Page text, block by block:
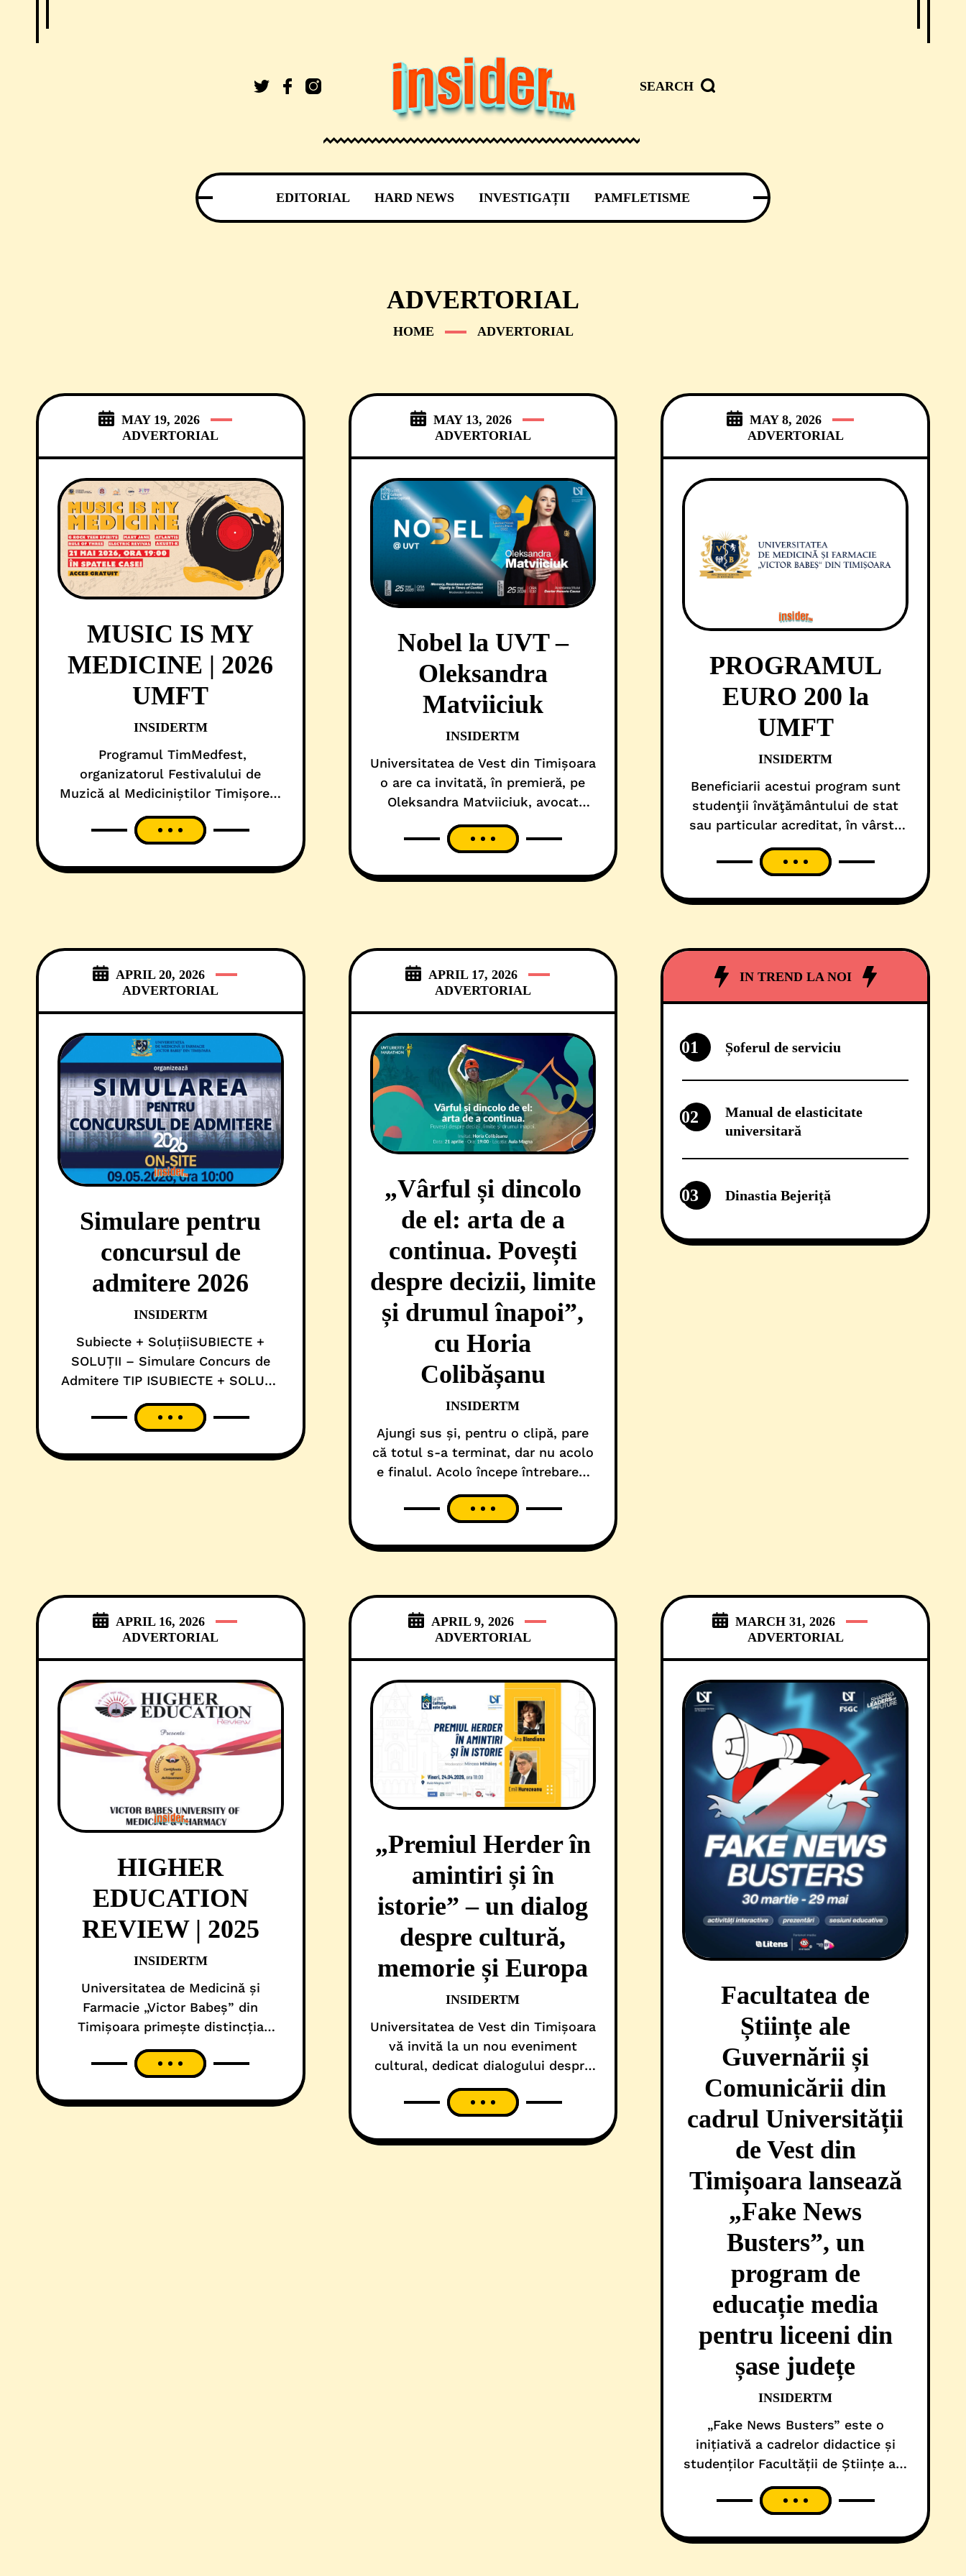
SEARCH
EDITORIAL HARD NEWS INVESTIGAȚII PAMFLETISME
ADVERTORIAL
HOME ADVERTORIAL
MAY 19, 2026
ADVERTORIAL
MUSIC IS MY
MEDICINE | 2026
UMFT
INSIDERTM
Programul TimMedfest,
organizatorul Festivalului de
Muzică al Mediciniștilor Timișoreni
cu același nume, în cooperare cu
Universitatea de Medicină și
Universității de Medicină și
Spatele Casei (Casa Tineretului) la
evenimentul MUSIC IS MY
MEDICINE! Studenți mediciniști,
MAY 13, 2026
ADVERTORIAL
Nobel la UVT –
Oleksandra
Matviiciuk
INSIDERTM
Universitatea de Vest din Timișoara
o are ca invitată, în premieră, pe
Oleksandra Matviiciuk, avocat
pentru drepturile omului și
președinta organizației ucrainene
organizație distinsă cu Premiul
unui cetățean sau unei organizații
din Ucraina.Comunitatea
academică
MAY 8, 2026
ADVERTORIAL
PROGRAMUL
EURO 200 la
UMFT
INSIDERTM
Beneficiarii acestui program sunt
studenţii învăţământului de stat
sau particular acreditat, în vârstă
de până la 26 de ani, care provin
din familiile cu un venit brut lunar
familie.Ajutorul se acordă o singură
APRIL 20, 2026
ADVERTORIAL
Simulare pentru
concursul de
admitere 2026
INSIDERTM
Subiecte + SoluțiiSUBIECTE +
SOLUȚII – Simulare Concurs de
Admitere TIP ISUBIECTE + SOLUȚII
– Simulare Concurs de Admitere
TIP IIRepartiția pe săliRepartiția pe
IIInformații simulare Admitere
APRIL 17, 2026
ADVERTORIAL
„Vârful și dincolo
de el: arta de a
continua. Povești
despre decizii, limite
și drumul înapoi”,
cu Horia
Colibășanu
INSIDERTM
Ajungi sus și, pentru o clipă, pare
că totul s-a terminat, dar nu acolo
e finalul. Acolo începe întrebarea:
ce faci mai departe?La următoarea
conferință UVT Liberty Marathon îl
într-o conversație despre ce se
când ai putea
IN TREND LA NOI
01 Șoferul de serviciu
02
Manual de elasticitate
universitară
03 Dinastia Bejeriță
APRIL 16, 2026
ADVERTORIAL
HIGHER
EDUCATION
REVIEW | 2025
INSIDERTM
Universitatea de Medicină și
Farmacie „Victor Babeș” din
Timișoara primește distincția
COLLEGE SPECIAL – 2025 📌
Articol HIGHER EDUCATION
APRIL 9, 2026
ADVERTORIAL
„Premiul Herder în
amintiri și în
istorie” – un dialog
despre cultură,
memorie și Europa
INSIDERTM
Universitatea de Vest din Timișoara
vă invită la un nou eveniment
cultural, dedicat dialogului despre
memorie, istorie și identitate.Ana
Blandiana, poetă și eseistă de
libertății civice din România, și
MARCH 31, 2026
ADVERTORIAL
Facultatea de
Științe ale
Guvernării și
Comunicării din
cadrul Universității
de Vest din
Timișoara lansează
„Fake News
Busters”, un
program de
educație media
pentru liceeni din
șase județe
INSIDERTM
„Fake News Busters” este o
inițiativă a cadrelor didactice și
studenților Facultății de Științe ale
Guvernării și Comunicării din cadrul
Universității de Vest din Timișoara
educației media și gândirii critice în